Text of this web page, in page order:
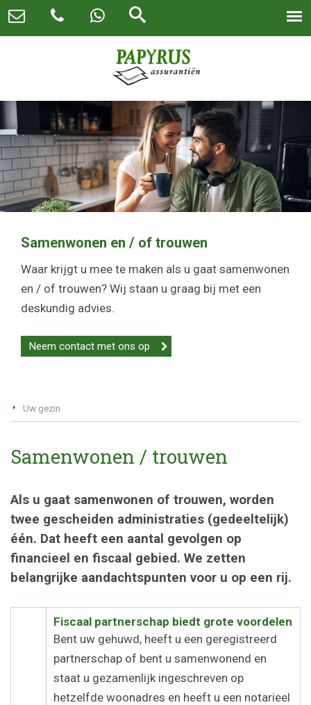
Samenwonen en / of trouwen
Waar krijgt u mee te maken als u gaat samenwonen
en / of trouwen? Wij staan u graag bij met een
deskundig advies.
Neem contact met ons op
Uw gezin
Samenwonen / trouwen
Als u gaat samenwonen of trouwen, worden
twee gescheiden administraties (gedeeltelijk)
één. Dat heeft een aantal gevolgen op
financieel en fiscaal gebied. We zetten
belangrijke aandachtspunten voor u op een rij.
Fiscaal partnerschap biedt grote voordelen
Bent uw gehuwd, heeft u een geregistreerd
partnerschap of bent u samenwonend en
staat u gezamenlijk ingeschreven op
hetzelfde woonadres en heeft u een notarieel